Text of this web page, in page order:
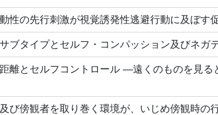
性の先行刺激が視覚誘発性逃避行動に及ぼす
ブタイプとセルフ・コンパッション及びネガ
離とセルフコントロール ―遠くのものを見る
び傍観者を取り巻く環境が、いじめ傍観時の